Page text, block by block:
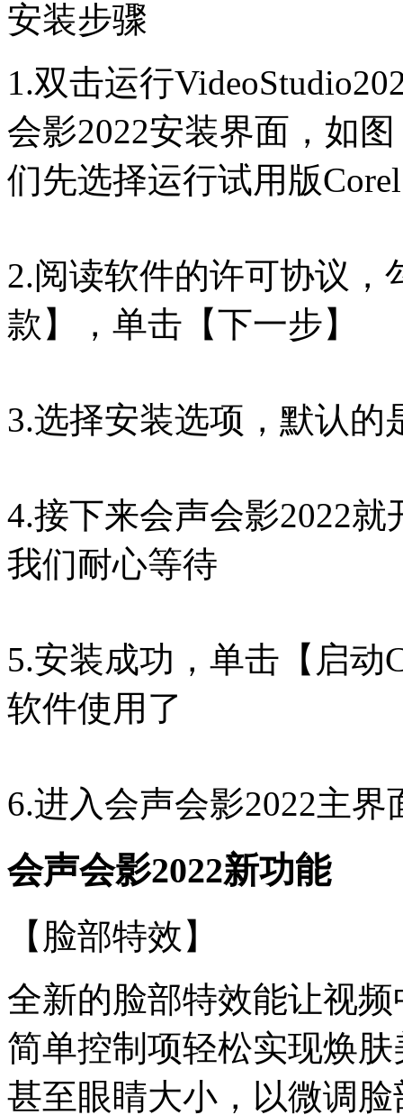
安装步骤
1.双击运行
会影2022安装界面，如
们先选择运行试用版
2.阅读软件的许可协议，
款】，单击【下一步】
3.选择安装选项，默认
4.接下来会声会影2022
我们耐心等待
5.安装成功，单击【启动
软件使用了
6.进入会声会影2022主
会声会影2022新功能
【脸部特效】
全新的脸部特效能让视
简单控制项轻松实现焕
甚至眼睛大小，以微调